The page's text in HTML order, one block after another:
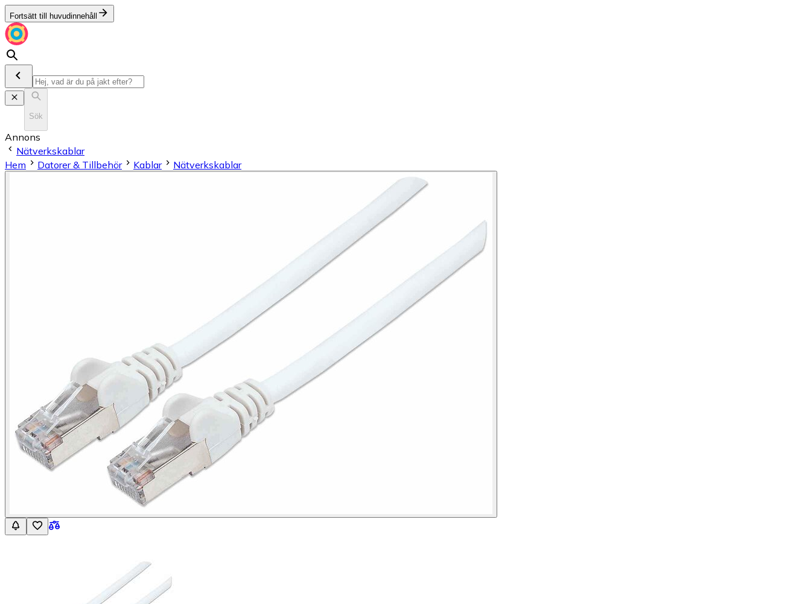
Fortsätt till huvudinnehåll
Sök
Annons
Nätverkskablar
Hem
Datorer & Tillbehör Kablar Nätverkskablar